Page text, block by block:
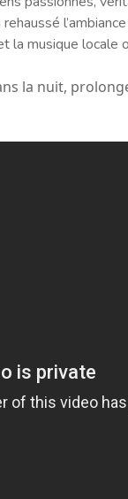
la musique locale
la nuit,